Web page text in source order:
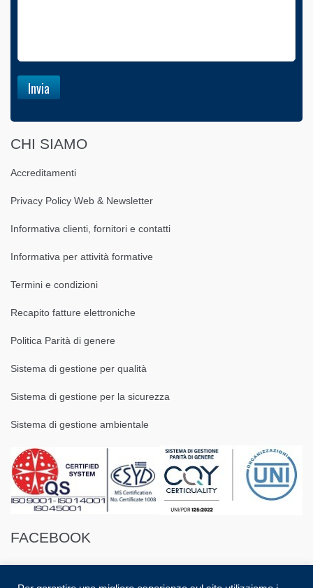
CHI SIAMO
Accreditamenti
Privacy Policy Web & Newsletter
Informativa clienti, fornitori e contatti
Informativa per attività formative
Termini e condizioni
Recapito fatture elettroniche
Politica Parità di genere
Sistema di gestione per qualità
Sistema di gestione per la sicurezza
Sistema di gestione ambientale
FACEBOOK